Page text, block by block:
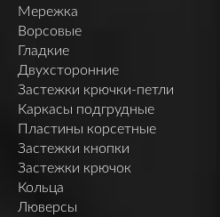
Мережка
Ворсовые
Гладкие
Двухсторонние
Застежки крючки-петли
Каркасы подгрудные
Пластины корсетные
Застежки кнопки
Застежки крючок
Кольца
Люверсы